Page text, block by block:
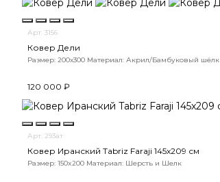
Арт. 3156
Ковер Дели
Размер: 200х300 Материал: Акрил/Бамбуковый шёлк
120 000 ₽
Арт. 293ат
Ковер Иранский Tabriz Faraji 145x209 см
Размер: 150x200 Материал: Шерсть и Шелк